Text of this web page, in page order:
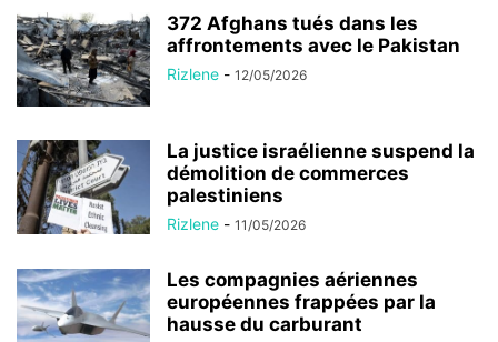
372 Afghans tués dans les
affrontements avec le Pakistan
Rizlene - 12/05/2026
La justice israélienne suspend la
démolition de commerces
palestiniens
Rizlene - 11/05/2026
Les compagnies aériennes
européennes frappées par la
hausse du carburant